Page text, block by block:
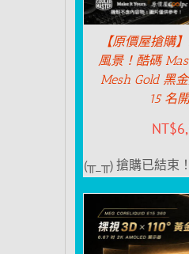
【原價屋搶購
風景！酷碼
Mesh Gold 黑
15 名
NT$
(╥_╥) 搶購已結束！